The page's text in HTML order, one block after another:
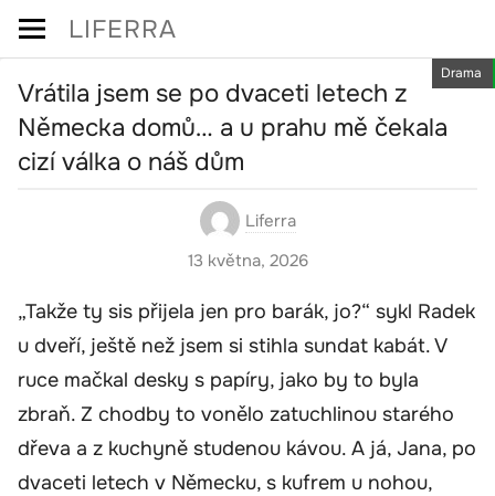
Skip
LIFERRA
Drama
Vrátila jsem se po dvaceti letech z
Německa domů… a u prahu mě čekala
cizí válka o náš dům
Liferra
13 května, 2026
„Takže ty sis přijela jen pro barák, jo?“ sykl Radek
u dveří, ještě než jsem si stihla sundat kabát. V
ruce mačkal desky s papíry, jako by to byla
zbraň. Z chodby to vonělo zatuchlinou starého
dřeva a z kuchyně studenou kávou. A já, Jana, po
dvaceti letech v Německu, s kufrem u nohou,